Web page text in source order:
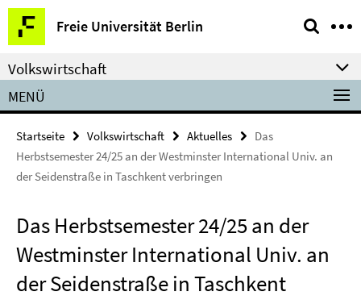
Springe
direkt
zu
Inhalt
Freie Universität Berlin
Service-
Navigation
Volkswirtschaft
MENÜ
Startseite Volkswirtschaft Aktuelles
Das
Herbstsemester 24/25 an der Westminster International Univ. an
der Seidenstraße in Taschkent verbringen
Das Herbstsemester 24/25 an der
Westminster International Univ. an
der Seidenstraße in Taschkent